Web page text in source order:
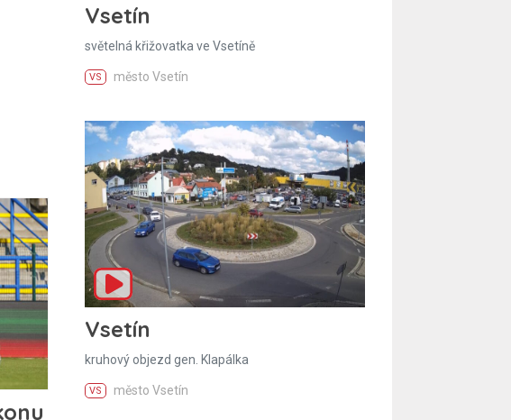
Vsetín
světelná křižovatka ve Vsetíně
VS město Vsetín
Vsetín
kruhový objezd gen. Klapálka
VS město Vsetín